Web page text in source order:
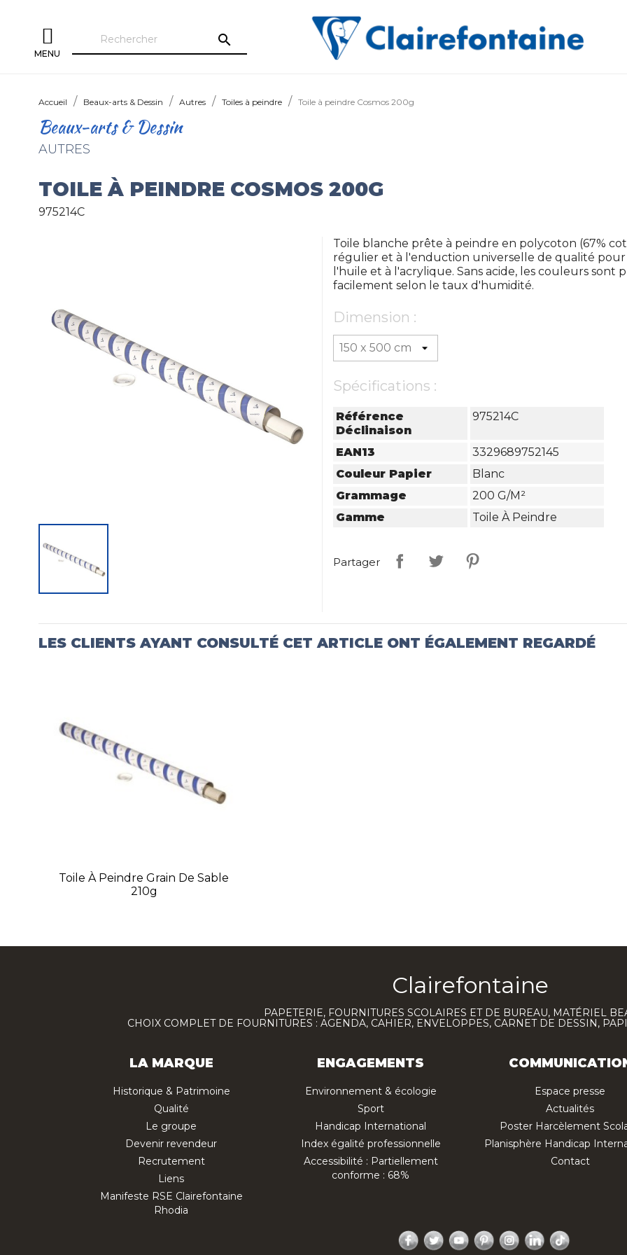
MENU
search
Accueil Beaux-arts & Dessin Autres Toiles à peindre Toile à peindre Cosmos 200g
Beaux-arts & Dessin
AUTRES
TOILE À PEINDRE COSMOS 200G
975214C
Toile blanche prête à peindre en polycoton (67%
régulier et à l'enduction universelle de qualité
l'huile et à l'acrylique. Sans acide, les couleurs sont
facilement selon le taux d'humidité.
Dimension :
Spécifications :
Référence
Déclinaison
975214C
EAN13
3329689752145
Couleur Papier
Blanc
Grammage
200 G/m²
Gamme
Toile À Peindre
Partager
LES CLIENTS AYANT CONSULTÉ CET ARTICLE ONT ÉGALEMENT REGARDÉ
Toile À Peindre Grain De Sable
210g
Clairefontaine
PAPETERIE, FOURNITURES SCOLAIRES ET DE BUREAU, MATÉRIEL
CHOIX COMPLET DE FOURNITURES : AGENDA, CAHIER, ENVELOPPES, CARNET DE DESSIN,
LA MARQUE
Historique & Patrimoine
Qualité
Le groupe
Devenir revendeur
Recrutement
Liens
Manifeste RSE Clairefontaine
Rhodia
ENGAGEMENTS
Environnement & écologie
Sport
Handicap International
Index égalité professionnelle
Accessibilité : Partiellement
conforme : 68%
Espace presse
Actualités
Poster Harcèlement
Planisphère Handicap
Contact
Facebook
TwitterYouTubePinterestInstagram
LinkedIn